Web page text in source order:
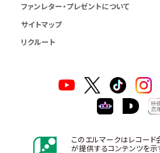
ファンレター・プレゼントについて
サイトマップ
リクルート
このエルマークはレコー
が提供するコンテンツを示